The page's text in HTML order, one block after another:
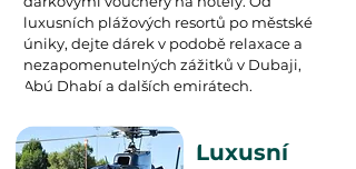
luxusních plážových resortů po městské
úniky, dejte dárek v podobě relaxace a
nezapomenutelných zážitků v Dubaji,
Abú Dhabí a dalších emirátech.
Luxusní